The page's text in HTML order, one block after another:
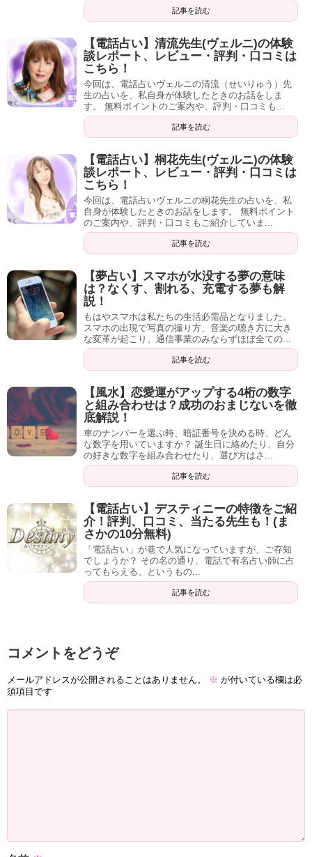
記事を読む
【電話占い】清流先生(ヴェルニ)の体験
談レポート、レビュー・評判・口コミは
こちら！
今回は、電話占いヴェルニの清流（せいりゅう）先
生の占いを、私自身が体験したときのお話をしま
す。 無料ポイントのご案内や、評判・口コミも...
記事を読む
【電話占い】桐花先生(ヴェルニ)の体験
談レポート、レビュー・評判・口コミは
こちら！
今回は、電話占いヴェルニの桐花先生の占いを、私
自身が体験したときのお話をします。 無料ポイント
のご案内や、評判・口コミもご紹介していま...
記事を読む
【夢占い】スマホが水没する夢の意味
は？なくす、割れる、充電する夢も解
説！
もはやスマホは私たちの生活必需品となりました。
スマホの出現で写真の撮り方、音楽の聴き方に大き
な変革が起こり、通信事業のみならずほぼ全ての...
記事を読む
【風水】恋愛運がアップする4桁の数字
と組み合わせは？成功のおまじないを徹
底解説！
車のナンバーを選ぶ時、暗証番号を決める時、どん
な数字を用いていますか？ 誕生日に絡めたり、自分
の好きな数字を組み合わせたり、選び方はさ...
記事を読む
【電話占い】デスティニーの特徴をご紹
介！評判、口コミ、当たる先生も！(ま
さかの10分無料)
「電話占い」が巷で人気になっていますが、ご存知
でしょうか？ その名の通り、電話で有名占い師に占
ってもらえる、というもの...
記事を読む
コメントをどうぞ
メールアドレスが公開されることはありません。 ※ が付いている欄は必
須項目です